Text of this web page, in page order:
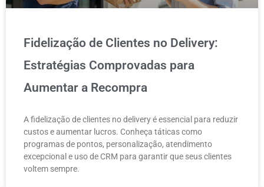
Fidelização de Clientes no Delivery:
Estratégias Comprovadas para
Aumentar a Recompra
A fidelização de clientes no delivery é essencial para reduzir
custos e aumentar lucros. Conheça táticas como
programas de pontos, personalização, atendimento
excepcional e uso de CRM para garantir que seus clientes
voltem sempre.